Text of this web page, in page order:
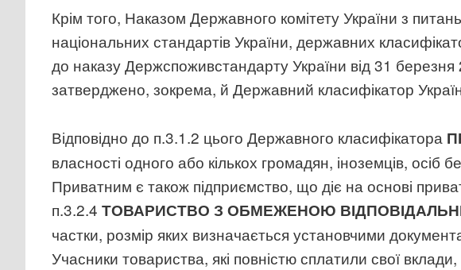
Крім того, Наказом Державного комітету України з
національних стандартів України, державних
до наказу Держспоживстандарту України від 31
затверджено, зокрема, й Державний класифікатор
Відповідно до п.3.1.2 цього Державного класифікатора
власності одного або кількох громадян, іноземців, осіб
Приватним є також підприємство, що діє на основі
п.3.2.4ТОВАРИСТВО З ОБМЕЖЕНОЮ
частки, розмір яких визначається установчими
Учасники товариства, які повністю сплатили свої